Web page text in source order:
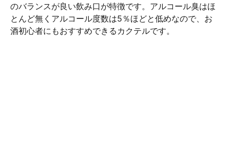
のバランスが良い飲み口が特徴です。アルコール臭はほ
とんど無くアルコール度数は5％ほどと低めなので、お
酒初心者にもおすすめできるカクテルです。